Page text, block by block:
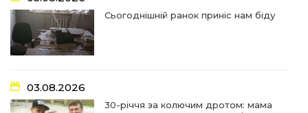
27 лип
найгуманнішої професії
16:29
22 лип
Медики Барвінківської громади
вдосконалюють професійні навички
15:09
22 лип
У Пригожому з дітьми та їх батьками
працювали фахівці благодійного фонду
Сьогоднішній ранок приніс нам біду
03.08.2026
30-річчя за колючим дротом: мама